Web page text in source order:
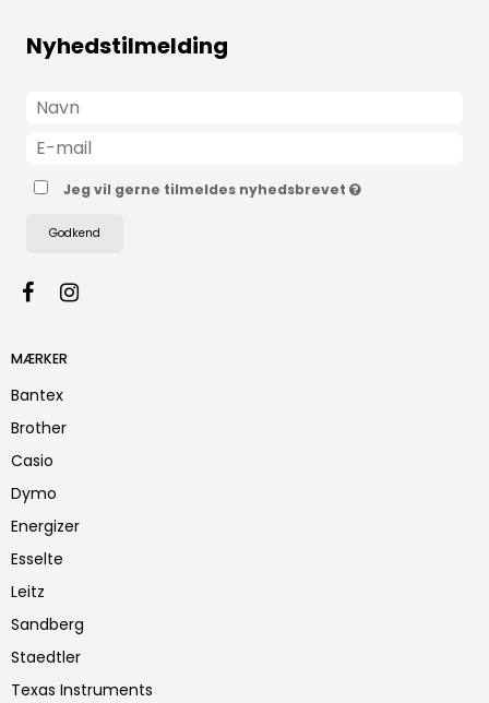
Nyhedstilmelding
Jeg vil gerne tilmeldes nyhedsbrevet
Godkend
MÆRKER
Bantex
Brother
Casio
Dymo
Energizer
Esselte
Leitz
Sandberg
Staedtler
Texas Instruments